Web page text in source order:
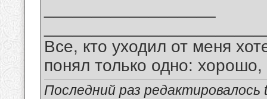
Все, кто уходил от меня
понял только одно:
Последний раз